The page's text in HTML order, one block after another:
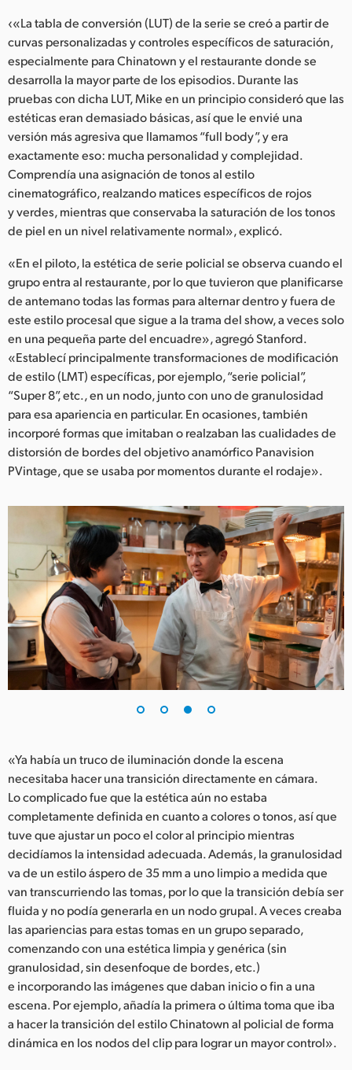
‹«La tabla de conversión (LUT) de la serie se creó a partir de
curvas personalizadas y controles específicos de saturación,
especialmente para Chinatown y el restaurante donde se
desarrolla la mayor parte de los episodios. Durante las
pruebas con dicha LUT, Mike en un principio consideró que las
estéticas eran demasiado básicas, así que le envié una
versión más agresiva que llamamos “full body”, y era
exactamente eso: mucha personalidad y complejidad.
Comprendía una asignación de tonos al estilo
cinematográfico, realzando matices específicos de rojos
y verdes, mientras que conservaba la saturación de los tonos
de piel en un nivel relativamente normal», explicó.
«En el piloto, la estética de serie policial se observa cuando el
grupo entra al restaurante, por lo que tuvieron que planificarse
de antemano todas las formas para alternar dentro y fuera de
este estilo procesal que sigue a la trama del show, a veces solo
en una pequeña parte del encuadre», agregó Stanford.
«Establecí principalmente transformaciones de modificación
de estilo (LMT) específicas, por ejemplo, “serie policial”,
“Super 8”, etc., en un nodo, junto con uno de granulosidad
para esa apariencia en particular. En ocasiones, también
incorporé formas que imitaban o realzaban las cualidades de
distorsión de bordes del objetivo anamórfico Panavision
PVintage, que se usaba por momentos durante el rodaje».
«Ya había un truco de iluminación donde la escena
necesitaba hacer una transición directamente en cámara.
Lo complicado fue que la estética aún no estaba
completamente definida en cuanto a colores o tonos, así que
tuve que ajustar un poco el color al principio mientras
decidíamos la intensidad adecuada. Además, la granulosidad
va de un estilo áspero de 35 mm a uno limpio a medida que
van transcurriendo las tomas, por lo que la transición debía ser
fluida y no podía generarla en un nodo grupal. A veces creaba
las apariencias para estas tomas en un grupo separado,
comenzando con una estética limpia y genérica (sin
granulosidad, sin desenfoque de bordes, etc.)
e incorporando las imágenes que daban inicio o fin a una
escena. Por ejemplo, añadía la primera o última toma que iba
a hacer la transición del estilo Chinatown al policial de forma
dinámica en los nodos del clip para lograr un mayor control».